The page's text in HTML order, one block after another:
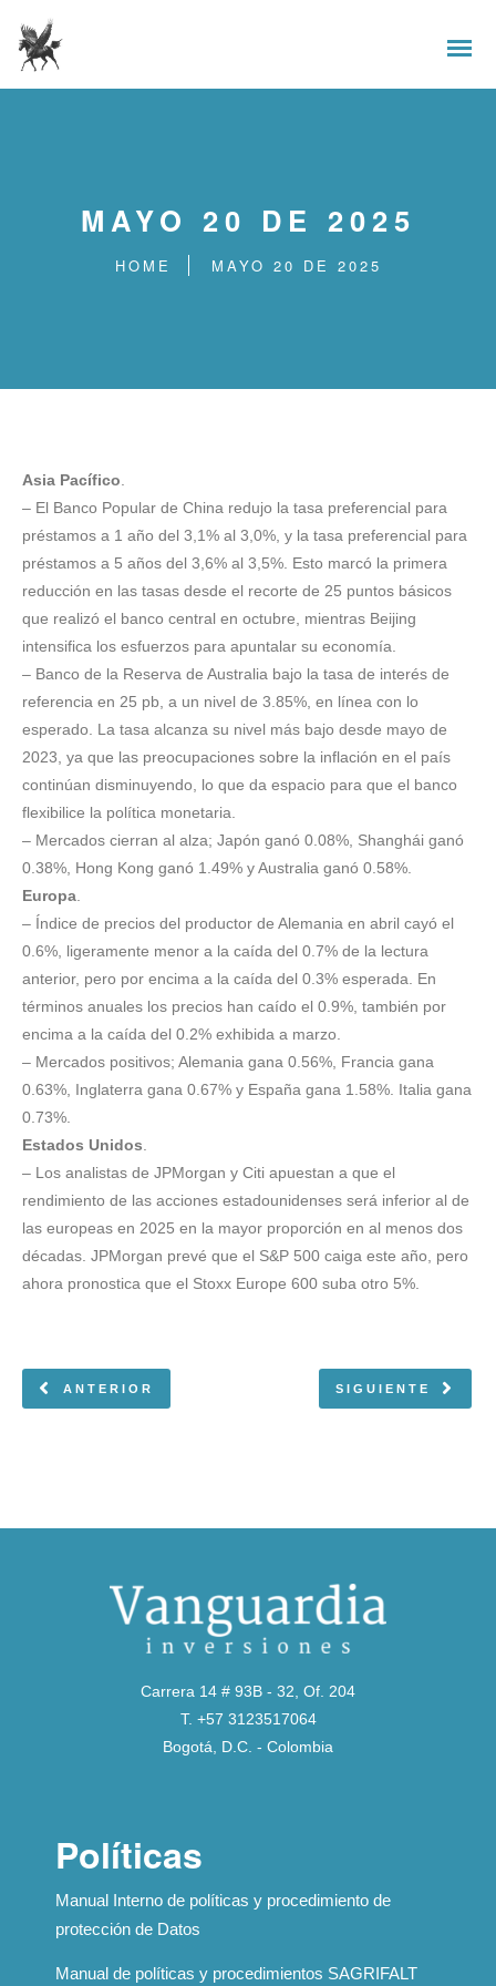
MAYO 20 DE 2025
HOME MAYO 20 DE 2025
Asia Pacífico
– El Banco Popular de China redujo la tasa preferencial para
préstamos a 1 año del 3,1% al 3,0%, y la tasa preferencial para
préstamos a 5 años del 3,6% al 3,5%. Esto marcó la primera
reducción en las tasas desde el recorte de 25 puntos básicos
que realizó el banco central en octubre, mientras Beijing
intensifica los esfuerzos para apuntalar su economía.
– Banco de la Reserva de Australia bajo la tasa de interés de
referencia en 25 pb, a un nivel de 3.85%, en línea con lo
esperado. La tasa alcanza su nivel más bajo desde mayo de
2023, ya que las preocupaciones sobre la inflación en el país
continúan disminuyendo, lo que da espacio para que el banco
flexibilice la política monetaria.
– Mercados cierran al alza; Japón ganó 0.08%, Shanghái ganó
0.38%, Hong Kong ganó 1.49% y Australia ganó 0.58%.
Europa
– Índice de precios del productor de Alemania en abril cayó el
0.6%, ligeramente menor a la caída del 0.7% de la lectura
anterior, pero por encima a la caída del 0.3% esperada. En
términos anuales los precios han caído el 0.9%, también por
encima a la caída del 0.2% exhibida a marzo.
– Mercados positivos; Alemania gana 0.56%, Francia gana
0.63%, Inglaterra gana 0.67% y España gana 1.58%. Italia gana
0.73%.
Estados Unidos
– Los analistas de JPMorgan y Citi apuestan a que el
rendimiento de las acciones estadounidenses será inferior al de
las europeas en 2025 en la mayor proporción en al menos dos
décadas. JPMorgan prevé que el S&P 500 caiga este año, pero
ahora pronostica que el Stoxx Europe 600 suba otro 5%.
ANTERIOR SIGUIENTE
Carrera 14 # 93B - 32, Of. 204
T. +57 3123517064
Bogotá, D.C. - Colombia
Políticas
Manual Interno de políticas y procedimiento de
protección de Datos
Manual de políticas y procedimientos SAGRIFALT